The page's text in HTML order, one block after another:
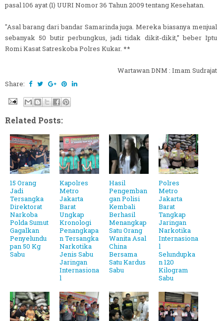
pasal 106 ayat (1) UURI Nomor 36 Tahun 2009 tentang Kesehatan.
"Asal barang dari bandar Samarinda juga. Mereka biasanya menjual
sebanyak 50 butir perbungkus, jadi tidak dikit-dikit,” beber Iptu
Romi Kasat Satreskoba Polres Kukar. **
Wartawan DNM : Imam Sudrajat
Share:
Related Posts:
15 Orang
Jadi
Tersangka
Direktorat
Narkoba
Polda Sumut
Gagalkan
Penyelundu
pan 50 Kg
Sabu
Kapolres
Metro
Jakarta
Barat
Ungkap
Kronologi
Penangkapa
n Tersangka
Narkotika
Jenis Sabu
Jaringan
Internasiona
l
Hasil
Pengemban
gan Polisi
Kembali
Berhasil
Menangkap
Satu Orang
Wanita Asal
China
Bersama
Satu Kardus
Sabu
Polres
Metro
Jakarta
Barat
Tangkap
Jaringan
Narkotika
Internasiona
l
Selundupka
n 120
Kilogram
Sabu